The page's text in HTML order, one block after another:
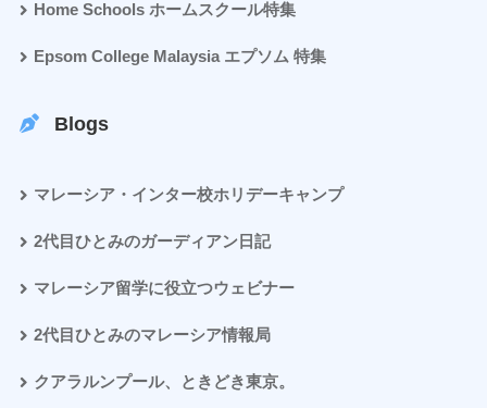
Home Schools ホームスクール特集
Epsom College Malaysia エプソム 特集
Blogs
マレーシア・インター校ホリデーキャンプ
2代目ひとみのガーディアン日記
マレーシア留学に役立つウェビナー
2代目ひとみのマレーシア情報局
クアラルンプール、ときどき東京。